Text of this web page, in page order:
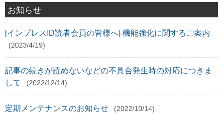
お知らせ
[インプレスID読者会員の皆様へ] 機能強化に関するご案内
(2023/4/19)
記事の続きが読めないなどの不具合発生時の対応につきま
して
(2022/12/14)
定期メンテナンスのお知らせ (2022/10/14)